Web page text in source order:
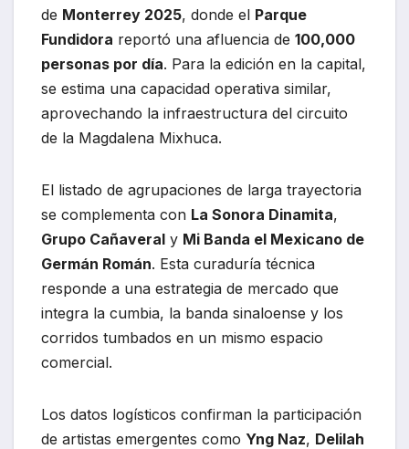
de Monterrey 2025, donde el Parque
Fundidora reportó una afluencia de 100,000
personas por día. Para la edición en la capital,
se estima una capacidad operativa similar,
aprovechando la infraestructura del circuito
de la Magdalena Mixhuca.
El listado de agrupaciones de larga trayectoria
se complementa con La Sonora Dinamita,
Grupo Cañaveral y Mi Banda el Mexicano de
Germán Román. Esta curaduría técnica
responde a una estrategia de mercado que
integra la cumbia, la banda sinaloense y los
corridos tumbados en un mismo espacio
comercial.
Los datos logísticos confirman la participación
de artistas emergentes como Yng Naz, Delilah